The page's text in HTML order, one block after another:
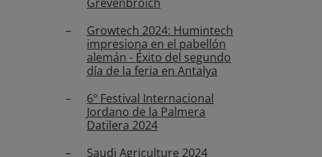
Growtech 2024: Humintech
impresiona en el pabellón
alemán - Éxito del segundo
día de la feria en Antalya
6º Festival Internacional
Jordano de la Palmera
Datilera 2024
Saudi Agriculture 2024